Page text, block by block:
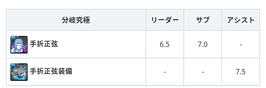
分岐究極 リーダー サブ アシスト
手折正弦 6.5 7.0 -
手折正弦装備 - - 7.5